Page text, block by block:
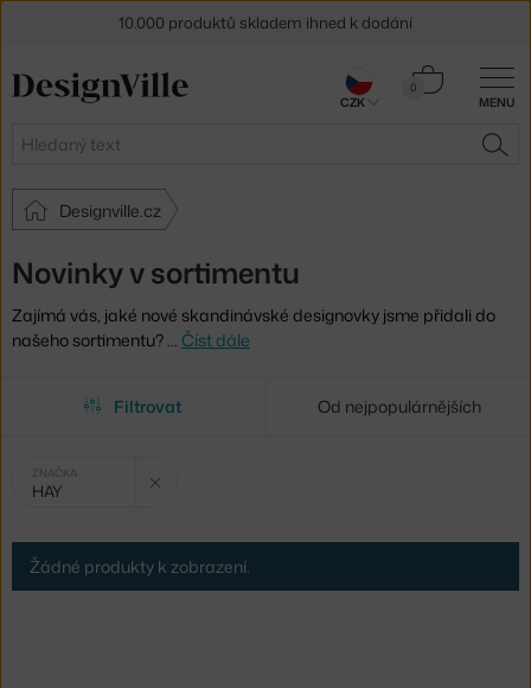
MENU
Hledat
0
Košík
Designville.cz
Novinky v sortimentu
Zajímá vás, jaké nové skandinávské designovky jsme přidali do
našeho sortimentu? … Číst dále
Filtrovat Od nejpopulárnějších
Vybrané
filtry:
ZNAČKA
HAY
Žádné produkty k zobrazení.
10.000 produktů skladem ihned k dodání
30 dní na vrácení zboží
CZK